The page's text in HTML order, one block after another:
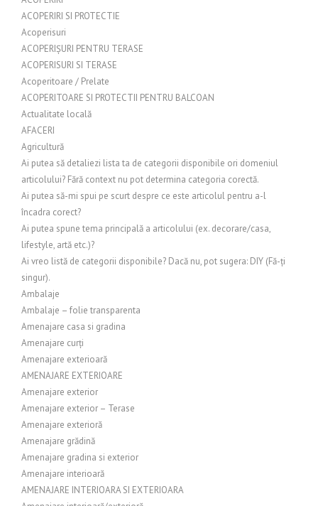
ACOPERIRI SI PROTECTIE
Acoperisuri
ACOPERIȘURI PENTRU TERASE
ACOPERISURI SI TERASE
Acoperitoare / Prelate
ACOPERITOARE SI PROTECTII PENTRU BALCOAN
Actualitate locală
AFACERI
Agricultură
Ai putea să detaliezi lista ta de categorii disponibile ori domeniul
articolului? Fără context nu pot determina categoria corectă.
Ai putea să-mi spui pe scurt despre ce este articolul pentru a-l
încadra corect?
Ai putea spune tema principală a articolului (ex. decorare/casa,
lifestyle, artă etc.)?
Ai vreo listă de categorii disponibile? Dacă nu, pot sugera: DIY (Fă-ți
singur).
Ambalaje
Ambalaje – folie transparenta
Amenajare casa si gradina
Amenajare curți
Amenajare exterioară
AMENAJARE EXTERIOARE
Amenajare exterior
Amenajare exterior – Terase
Amenajare exterioră
Amenajare grădină
Amenajare gradina si exterior
Amenajare interioară
AMENAJARE INTERIOARA SI EXTERIOARA